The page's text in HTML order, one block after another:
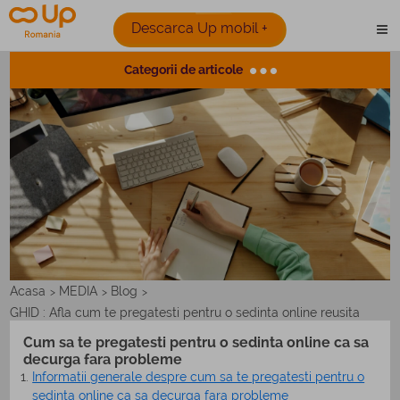
Descarca Up mobil +
Categorii de articole
Acasa > MEDIA > Blog >
GHID : Afla cum te pregatesti pentru o sedinta online reusita
Cum sa te pregatesti pentru o sedinta online ca sa
decurga fara probleme
Informatii generale despre cum sa te pregatesti pentru o
sedinta online ca sa decurga fara probleme